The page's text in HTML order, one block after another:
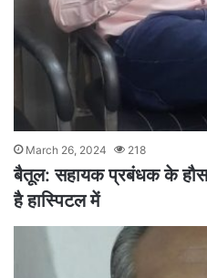
March 26, 2024 218
बैतूल: सहायक प्रबंधक के
है हास्पिटल में